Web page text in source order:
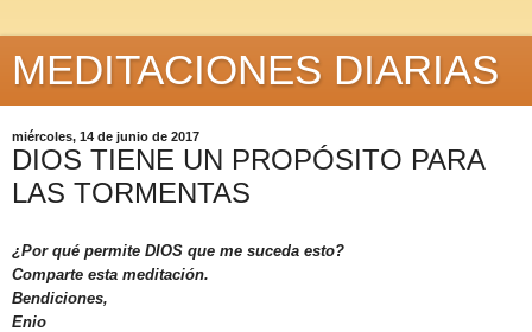
MEDITACIONES DIARIAS
miércoles, 14 de junio de 2017
DIOS TIENE UN PROPÓSITO PARA
LAS TORMENTAS
¿Por qué permite DIOS que me suceda esto?
Comparte esta meditación.
Bendiciones,
Enio